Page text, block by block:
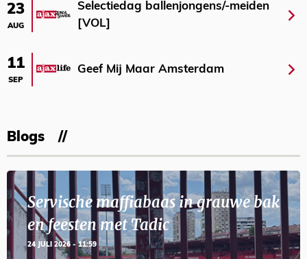
23
AUG
Selectiedag ballenjongens/-meiden
[VOL]
11
SEP
Geef Mij Maar Amsterdam
Blogs
Servische maffiabaas in grauwe bak
en feesten met Tadic
24 JULI 2026 - 11:59